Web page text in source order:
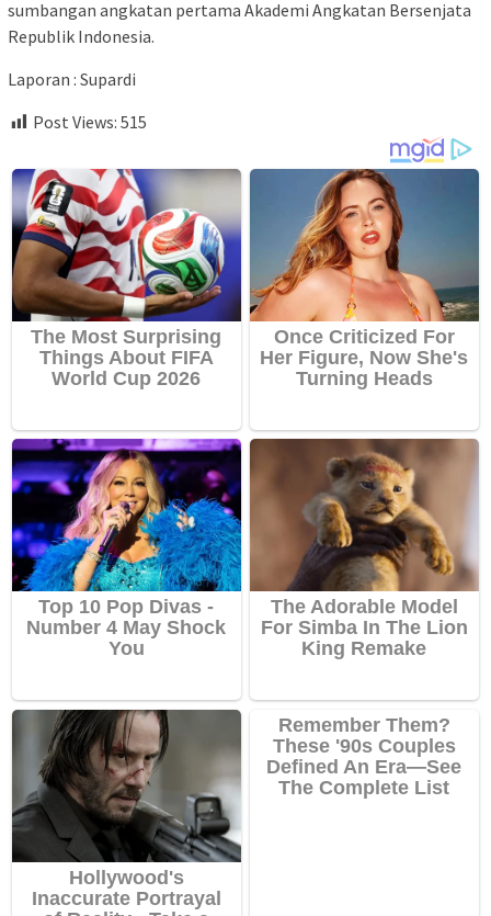
sumbangan angkatan pertama Akademi Angkatan Bersenjata
Republik Indonesia.
Laporan : Supardi
Post Views: 515